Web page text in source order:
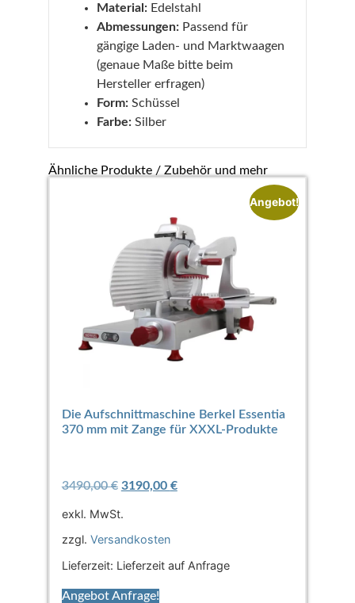
Material:Edelstahl
Abmessungen:Passend für
gängige Laden- und Marktwaagen
(genaue Maße bitte beim
Hersteller erfragen)
Form:Schüssel
Farbe:Silber
Ähnliche Produkte / Zubehör und mehr
Angebot!
Die Aufschnittmaschine Berkel Essentia
370 mm mit Zange für XXXL-Produkte
3490,00€ 3190,00 €
exkl. MwSt.
zzgl. Versandkosten
Lieferzeit: Lieferzeit auf Anfrage
Angebot Anfrage!